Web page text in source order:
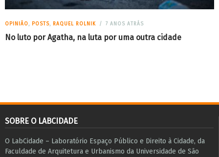
OPINIÃO, POSTS, RAQUEL ROLNIK 7 ANOS ATRÁS
No luto por Agatha, na luta por uma outra cidade
SOBRE O LABCIDADE
O LabCidade – Laboratório Espaço Público e Direito à Cidade, da
Faculdade de Arquitetura e Urbanismo da Universidade de São